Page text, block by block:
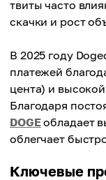
твиты часто
скачки и рост
В 2025 году
платежей
цента) и
Благодаря
DOGEобладает
облегчает
Ключевые